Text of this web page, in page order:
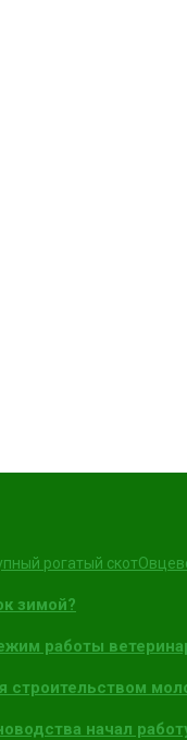
рогатый скот
зимой?
работы
строительством
начал